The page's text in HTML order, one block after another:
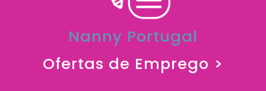
Nanny Portugal
Ofertas de Emprego >